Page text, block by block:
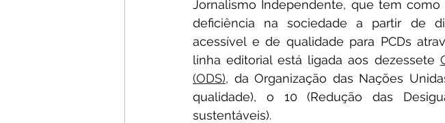
Jornalismo Independente, que tem
deficiência na sociedade a partir de
acessível e de qualidade para PCDs
linha editorial está ligada aos dezessete
(ODS), da Organização das Nações
qualidade), o 10 (Redução das
sustentáveis).